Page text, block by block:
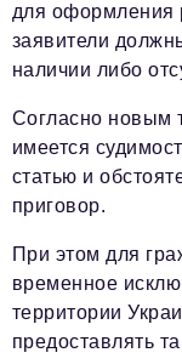
для оформления
заявители
наличии либо
Согласно новым
имеется
статью и
приговор.
При этом для
временное
территории
предоставлять